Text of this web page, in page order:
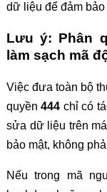
dữ liệu để đảm
Lưu ý: Phân
làm sạch mã
Việc đưa toàn bộ
quyền444 chỉ có
sửa dữ liệu trên
bảo mật, không
Nếu trong mã